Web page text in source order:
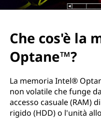
o
Che cos'è la
Optane™?
La memoria Intel®
non volatile che funge
accesso casuale (RAM)
rigido (HDD) o l'unità